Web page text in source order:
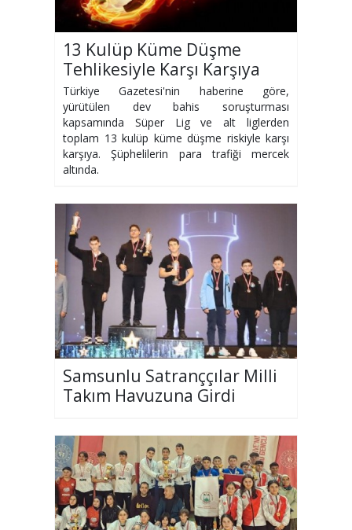
13 Kulüp Küme Düşme
Tehlikesiyle Karşı Karşıya
Türkiye Gazetesi'nin haberine göre,
yürütülen dev bahis soruşturması
kapsamında Süper Lig ve alt liglerden
toplam 13 kulüp küme düşme riskiyle karşı
karşıya. Şüphelilerin para trafiği mercek
altında.
Samsunlu Satranççılar Milli
Takım Havuzuna Girdi